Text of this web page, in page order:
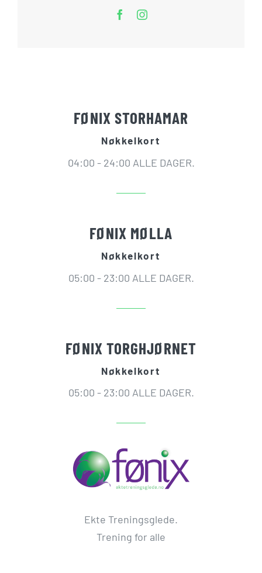
FØNIX STORHAMAR
Nøkkelkort
04:00 - 24:00 ALLE DAGER.
FØNIX MØLLA
Nøkkelkort
05:00 - 23:00 ALLE DAGER.
FØNIX TORGHJØRNET
Nøkkelkort
05:00 - 23:00 ALLE DAGER.
Ekte Treningsglede.
Trening for alle